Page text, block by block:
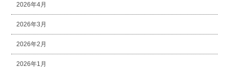
2026年4月
2026年3月
2026年2月
2026年1月